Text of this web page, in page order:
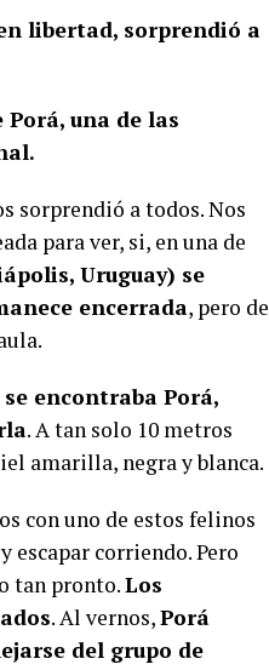
libertad, sorprendió a
una de las
sorprendió a todos. Nos
para ver, si, en una de
Uruguay) se
encerrada, pero de
encontraba Porá,
. A tan solo 10 metros
amarilla, negra y blanca.
con uno de estos felinos
escapar corriendo. Pero
tan pronto.Los
. Al vernos,Porá
del grupo de